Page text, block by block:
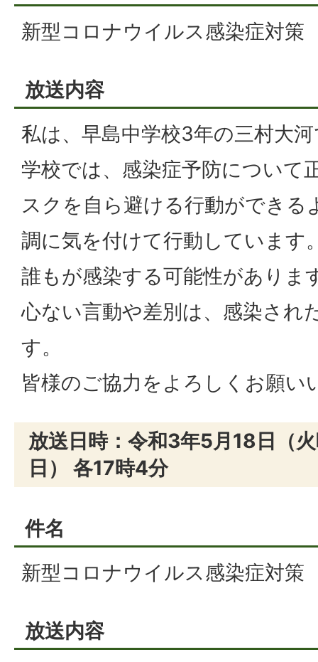
新型コロナウイルス感染症対策
放送内容
私は、早島中学校3年の三村大
学校では、感染症予防について
スクを自ら避ける行動ができる
調に気を付けて行動しています
誰もが感染する可能性がありま
心ない言動や差別は、感染され
す。
皆様のご協力をよろしくお願い
放送日時：令和3年5月18日（
日） 各17時4分
件名
新型コロナウイルス感染症対策
放送内容